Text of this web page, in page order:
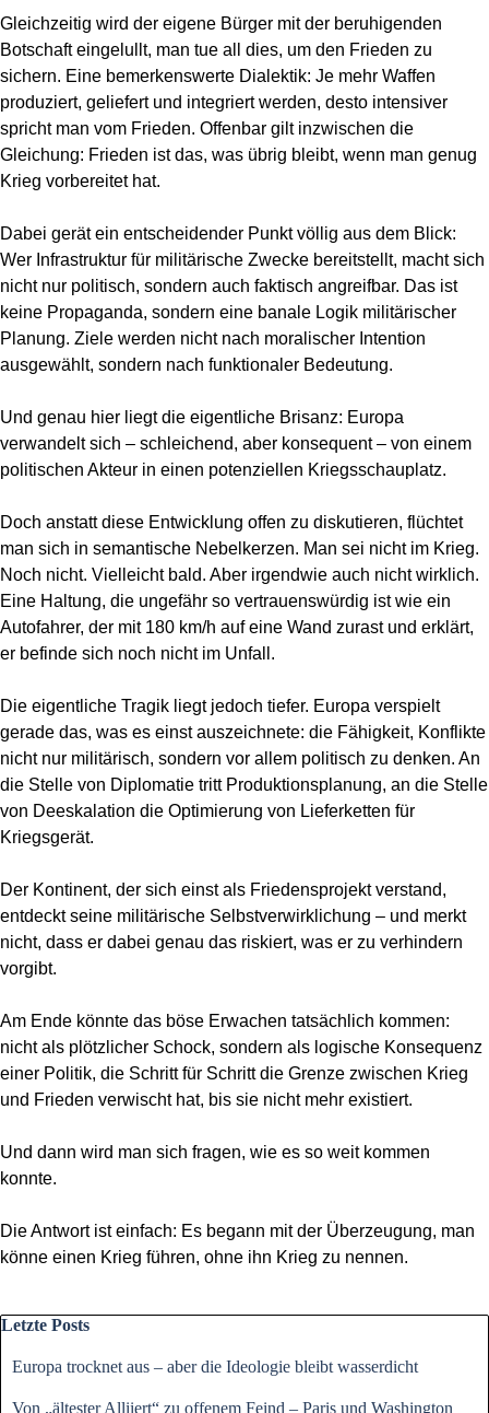
Gleichzeitig wird der eigene Bürger mit der beruhigenden
Botschaft eingelullt, man tue all dies, um den Frieden zu
sichern. Eine bemerkenswerte Dialektik: Je mehr Waffen
produziert, geliefert und integriert werden, desto intensiver
spricht man vom Frieden. Offenbar gilt inzwischen die
Gleichung: Frieden ist das, was übrig bleibt, wenn man genug
Krieg vorbereitet hat.
Dabei gerät ein entscheidender Punkt völlig aus dem Blick:
Wer Infrastruktur für militärische Zwecke bereitstellt, macht sich
nicht nur politisch, sondern auch faktisch angreifbar. Das ist
keine Propaganda, sondern eine banale Logik militärischer
Planung. Ziele werden nicht nach moralischer Intention
ausgewählt, sondern nach funktionaler Bedeutung.
Und genau hier liegt die eigentliche Brisanz: Europa
verwandelt sich – schleichend, aber konsequent – von einem
politischen Akteur in einen potenziellen Kriegsschauplatz.
Doch anstatt diese Entwicklung offen zu diskutieren, flüchtet
man sich in semantische Nebelkerzen. Man sei nicht im Krieg.
Noch nicht. Vielleicht bald. Aber irgendwie auch nicht wirklich.
Eine Haltung, die ungefähr so vertrauenswürdig ist wie ein
Autofahrer, der mit 180 km/h auf eine Wand zurast und erklärt,
er befinde sich noch nicht im Unfall.
Die eigentliche Tragik liegt jedoch tiefer. Europa verspielt
gerade das, was es einst auszeichnete: die Fähigkeit, Konflikte
nicht nur militärisch, sondern vor allem politisch zu denken. An
die Stelle von Diplomatie tritt Produktionsplanung, an die Stelle
von Deeskalation die Optimierung von Lieferketten für
Kriegsgerät.
Der Kontinent, der sich einst als Friedensprojekt verstand,
entdeckt seine militärische Selbstverwirklichung – und merkt
nicht, dass er dabei genau das riskiert, was er zu verhindern
vorgibt.
Am Ende könnte das böse Erwachen tatsächlich kommen:
nicht als plötzlicher Schock, sondern als logische Konsequenz
einer Politik, die Schritt für Schritt die Grenze zwischen Krieg
und Frieden verwischt hat, bis sie nicht mehr existiert.
Und dann wird man sich fragen, wie es so weit kommen
konnte.
Die Antwort ist einfach: Es begann mit der Überzeugung, man
könne einen Krieg führen, ohne ihn Krieg zu nennen.
Block überspringen Letzte Posts
Letzte Posts
Europa trocknet aus – aber die Ideologie bleibt wasserdicht
Von „ältester Alliiert“ zu offenem Feind – Paris und Washington